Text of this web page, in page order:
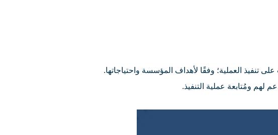
تنفيذ العملية؛ وفقًا لأهداف المؤسسة واحتياجاتها.